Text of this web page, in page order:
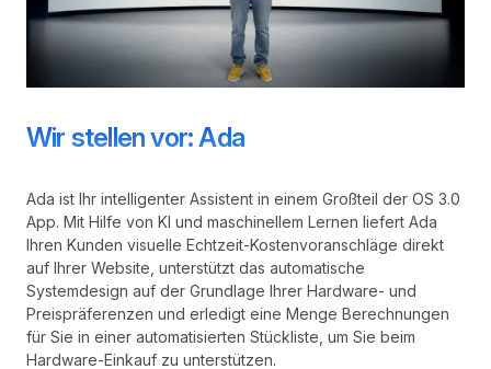
Wir stellen vor: Ada
Ada ist Ihr intelligenter Assistent in einem Großteil der OS 3.0
App. Mit Hilfe von KI und maschinellem Lernen liefert Ada
Ihren Kunden visuelle Echtzeit-Kostenvoranschläge direkt
auf Ihrer Website, unterstützt das automatische
Systemdesign auf der Grundlage Ihrer Hardware- und
Preispräferenzen und erledigt eine Menge Berechnungen
für Sie in einer automatisierten Stückliste, um Sie beim
Hardware-Einkauf zu unterstützen.